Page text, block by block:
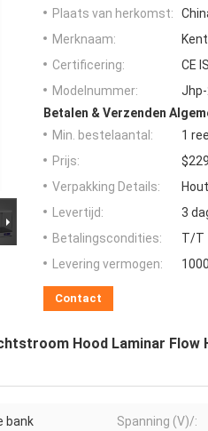
Plaats van herkomst:
Merknaam:
Certificering:
CE
Modelnummer:
Betalen & Verzenden
Min. bestelaantal:
1
Prijs:
Verpakking Details:
Levertijd:
3
Betalingscondities:
T/T
Levering vermogen:
Contact
Hood Laminar Flow
bank Spanning (V)/: